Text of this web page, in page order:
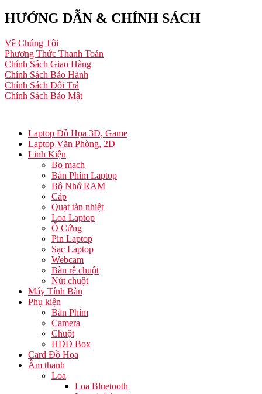
HƯỚNG DẪN & CHÍNH SÁCH
Về Chúng Tôi
Phương Thức Thanh Toán
Chính Sách Giao Hàng
Chính Sách Bảo Hành
Chính Sách Đổi Trả
Chính Sách Bảo Mật
Laptop Đồ Họa 3D, Game
Laptop Văn Phòng, 2D
Linh Kiện
Bo mạch
Bàn Phím Laptop
Bộ Nhớ RAM
Cáp
Quạt tản nhiệt
Loa Laptop
Ổ Cứng
Pin Laptop
Sạc Laptop
Webcam
Bàn rê chuột
Nút chuột
Máy Tính Bàn
Phụ kiện
Bàn Phím
Camera
Chuột
HDD Box
Card Đồ Họa
Âm thanh
Loa
Loa Bluetooth